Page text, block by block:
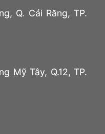
Q. Cái Răng, TP.
Mỹ Tây, Q.12, TP.